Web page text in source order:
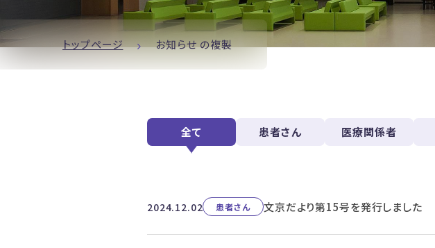
トップページ お知らせ の複製
全て 患者さん 医療関係者
2024.12.02 患者さん 文京だより第15号を発行しました